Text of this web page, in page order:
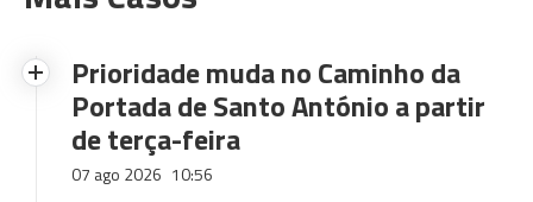
Prioridade muda no Caminho da
Portada de Santo António a partir
de terça-feira
07 ago 2026 10:56